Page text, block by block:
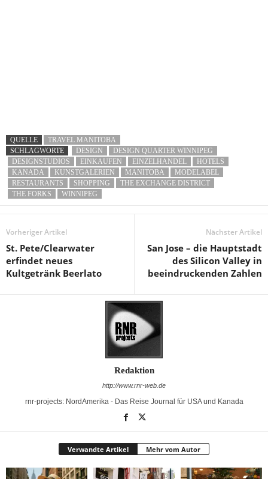
QUELLE
TRAVEL MANITOBA
SCHLAGWORTE
DESIGN
DESIGN QUARTER WINNIPEG
DESIGNSTUDIOS
EINKAUFEN EINZELHANDEL
HOTELS
KANADA
KUNSTGALERIEN MANITOBA
MODELABEL
RESTAURANTS
SHOPPING
THE EXCHANGE DISTRICT
THE FORKS
WINNIPEG
Vorheriger Artikel
St. Pete/Clearwater
erfindet neues
Kultgetränk Beerlato
Nächster Artikel
San Jose – die Hauptstadt
des Silicon Valley in
beeindruckenden Zahlen
Redaktion
http://www.rnr-web.de
rnr-projects: NordAmerika - Das Reise Journal für USA und Kanada
Verwandte Artikel Mehr vom Autor